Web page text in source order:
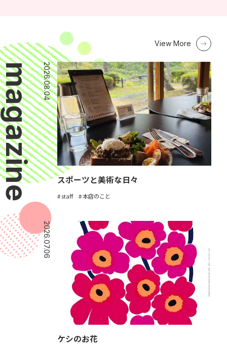
2026.08.04
スポーツと美術な日々
staff 本店のこと
2026.07.06
ケシのお花
View More